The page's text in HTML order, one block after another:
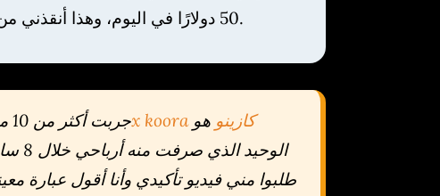
50 دولارًا في اليوم، وهذا أنقذني من خسائر كبيرة.
„جربت أكثر من 10 منصات، لكن 1x koora كازينو هو
طلبوا مني فيديو تأكيدي وأنا أقول عبارة